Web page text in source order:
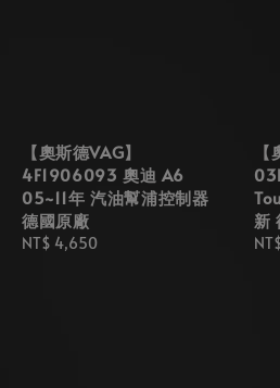
【奧斯德VAG】
4F1906093 奧迪 A6
05~11年 汽油幫浦控制器
德國原廠
Regular
NT$ 4,650
新